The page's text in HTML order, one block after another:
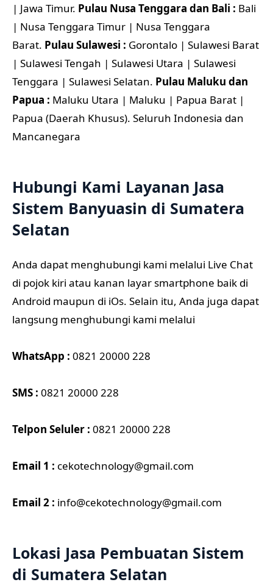
| Jawa Timur. Pulau Nusa Tenggara dan Bali : Bali
| Nusa Tenggara Timur | Nusa Tenggara
Barat. Pulau Sulawesi : Gorontalo | Sulawesi Barat
| Sulawesi Tengah | Sulawesi Utara | Sulawesi
Tenggara | Sulawesi Selatan. Pulau Maluku dan
Papua : Maluku Utara | Maluku | Papua Barat |
Papua (Daerah Khusus). Seluruh Indonesia dan
Mancanegara
Hubungi Kami Layanan Jasa
Sistem Banyuasin di Sumatera
Selatan
Anda dapat menghubungi kami melalui Live Chat
di pojok kiri atau kanan layar smartphone baik di
Android maupun di iOs. Selain itu, Anda juga dapat
langsung menghubungi kami melalui
WhatsApp : 0821 20000 228
SMS : 0821 20000 228
Telpon Seluler : 0821 20000 228
Email 1 : cekotechnology@gmail.com
Email 2 : info@cekotechnology@gmail.com
Lokasi Jasa Pembuatan Sistem
di Sumatera Selatan